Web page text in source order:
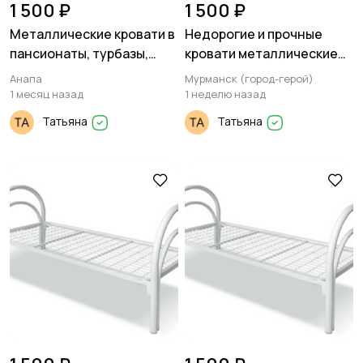
1 500 ₽
Металлические кровати в
пансионаты, турбазы,
санатории
Анапа
1 месяц назад
Татьяна
1 500 ₽
Недорогие и прочные
кровати металлические
на заказ
Мурманск (город-герой)
1 неделю назад
Татьяна